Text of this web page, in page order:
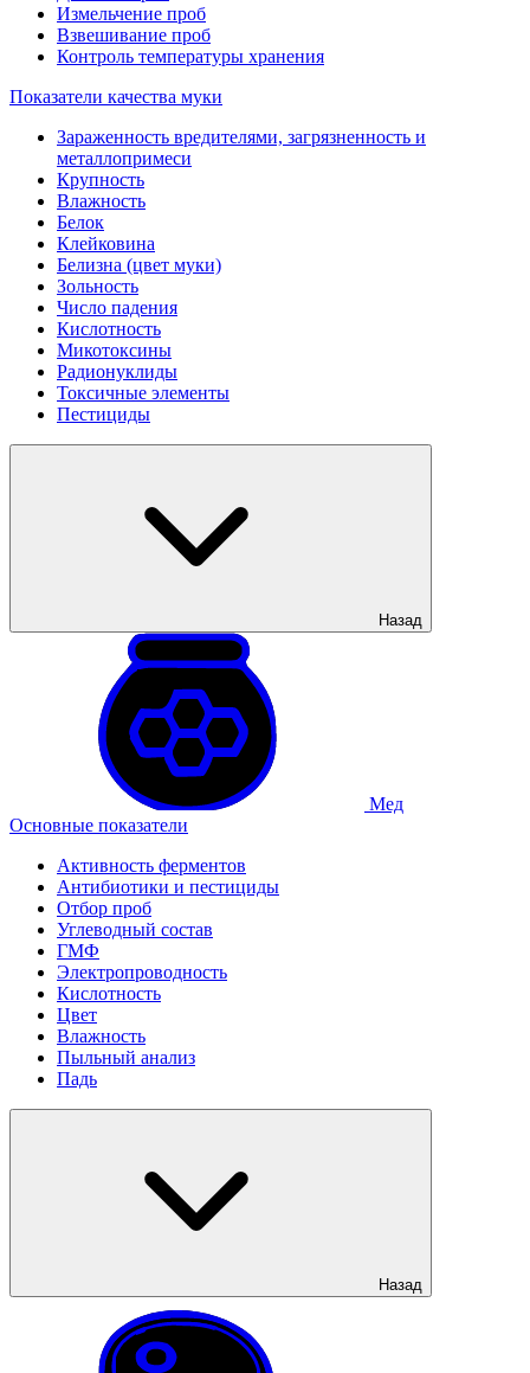
Измельчение проб
Взвешивание проб
Контроль температуры хранения
Показатели качества муки
Зараженность вредителями, загрязненность и
металлопримеси
Крупность
Влажность
Белок
Клейковина
Белизна (цвет муки)
Зольность
Число падения
Кислотность
Микотоксины
Радионуклиды
Токсичные элементы
Пестициды
Назад
Мед
Основные показатели
Активность ферментов
Антибиотики и пестициды
Отбор проб
Углеводный состав
ГМФ
Электропроводность
Кислотность
Цвет
Влажность
Пыльный анализ
Падь
Назад